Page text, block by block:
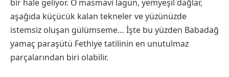
bir hale geliyor. O masmavi lagün, yemyeşil dağlar,
aşağıda küçücük kalan tekneler ve yüzünüzde
istemsiz oluşan gülümseme… İşte bu yüzden Babadağ
yamaç paraşütü Fethiye tatilinin en unutulmaz
parçalarından biri olabilir.